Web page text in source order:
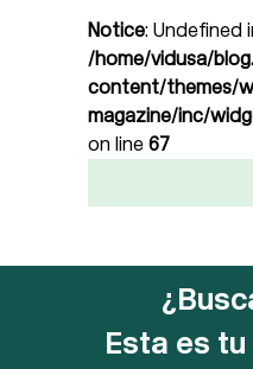
Notice: Undefined
/home/vidusa/
content/themes/
magazine/inc/
on line 67
Esta es